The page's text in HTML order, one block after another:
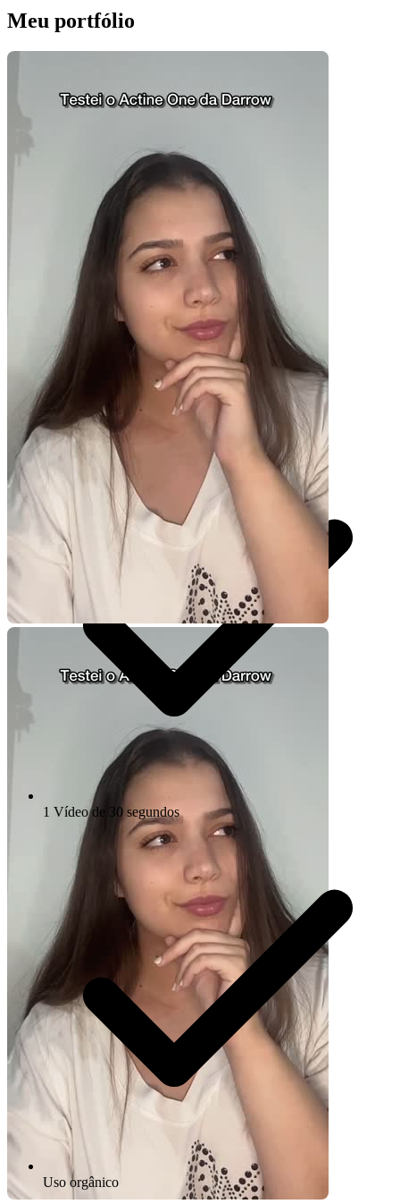
Meu portfólio
Pacotes UGC
Você recebe o arquivo para usar em qualquer canal.
30 segundos
por pedido
1 Vídeo de 30 segundos
Uso orgânico